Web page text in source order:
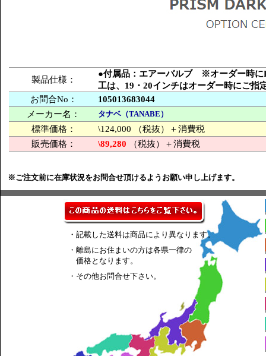
製品仕様：
●付属品：エアーバルブ ※オーダー時に
工は、19・20インチはオーダー時にご指
お問合No：
105013683044
メーカー名：
タナベ（TANABE）
標準価格：
\124,000 （税抜）＋消費税
販売価格：
\89,280 （税抜）＋消費税
※ご注文前に在庫状況をお問合せ頂けるようお願い申し上げます。
・記載した送料は商品により異なります。
・離島にお住まいの方は各県一律の
価格となります。
・その他お問合せ下さい。